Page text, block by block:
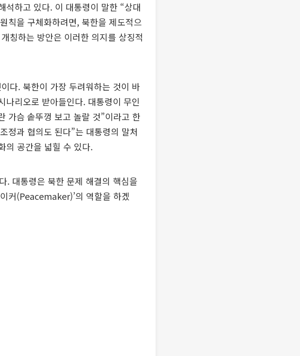
석하고 있다. 이 대통령이 말한 “상대
칙을 구체화하려면, 북한을 제도적으
칭하는 방안은 이러한 의지를 상징적
다. 북한이 가장 두려워하는 것이 바
나리오로 받아들인다. 대통령이 무인
가슴 솥뚜껑 보고 놀랄 것”이라고 한
정과 협의도 된다”는 대통령의 말처
의 공간을 넓힐 수 있다.
. 대통령은 북한 문제 해결의 핵심을
커(Peacemaker)’의 역할을 하겠